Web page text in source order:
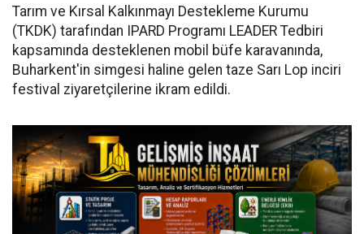
Tarım ve Kırsal Kalkınmayı Destekleme Kurumu
(TKDK) tarafından IPARD Programı LEADER Tedbiri
kapsamında desteklenen mobil büfe karavanında,
Buharkent'in simgesi haline gelen taze Sarı Lop inciri
festival ziyaretçilerine ikram edildi.